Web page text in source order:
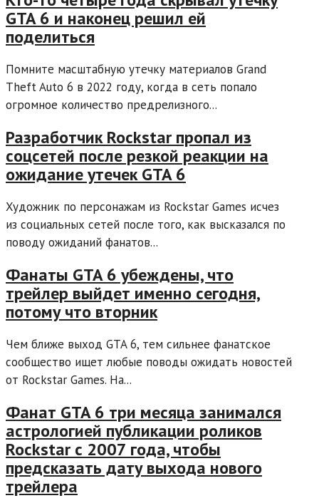
GTA 6 и наконец решил ей
поделиться
Помните масштабную утечку материалов Grand
Theft Auto 6 в 2022 году, когда в сеть попало
огромное количество предрелизного...
Разработчик Rockstar пропал из
соцсетей после резкой реакции на
ожидание утечек GTA 6
Художник по персонажам из Rockstar Games исчез
из социальных сетей после того, как высказался по
поводу ожиданий фанатов...
Фанаты GTA 6 убеждены, что
трейлер выйдет именно сегодня,
потому что вторник
Чем ближе выход GTA 6, тем сильнее фанатское
сообщество ищет любые поводы ожидать новостей
от Rockstar Games. На...
Фанат GTA 6 три месяца занимался
астрологией публикации роликов
Rockstar с 2007 года, чтобы
предсказать дату выхода нового
трейлера